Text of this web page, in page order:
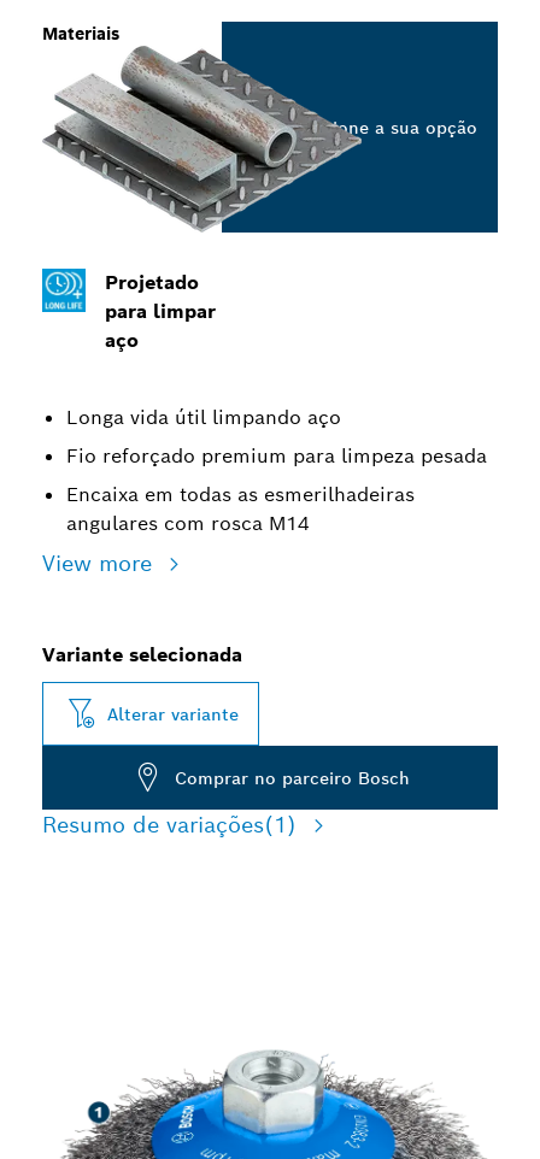
Projetado
para limpar
aço
Longa vida útil limpando aço
Fio reforçado premium para limpeza pesada
Encaixa em todas as esmerilhadeiras
angulares com rosca M14
View more
Materiais
Selecione a sua opção
Variante selecionada
Alterar variante
Comprar no parceiro Bosch
Resumo de variações(1)